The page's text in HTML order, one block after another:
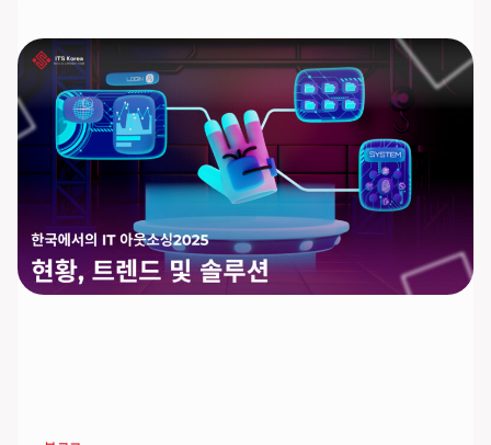
LAM)
베
트
남
공
산
당
서
기
장
과